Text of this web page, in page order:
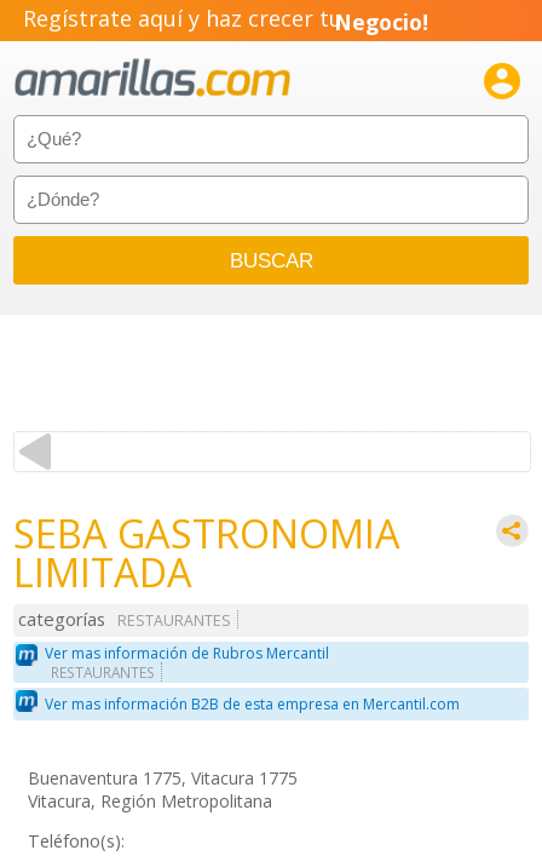
Regístrate aquí y haz crecer tuNegocio!
Emprendimiento!

SEBA GASTRONOMIA
LIMITADA
categorías
RESTAURANTES
Ver mas información de Rubros Mercantil
RESTAURANTES
Ver mas información B2B de esta empresa en Mercantil.com
Buenaventura 1775, Vitacura 1775
Vitacura, Región Metropolitana
Teléfono(s):